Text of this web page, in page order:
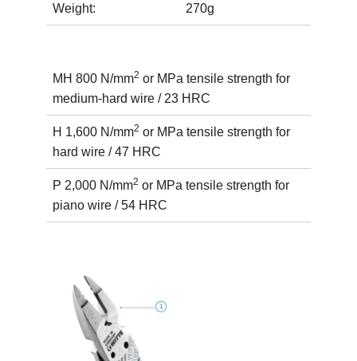
Weight: 270g
MH 800 N/mm2 or MPa tensile strength for
medium-hard wire / 23 HRC
H 1,600 N/mm2 or MPa tensile strength for
hard wire / 47 HRC
P 2,000 N/mm2 or MPa tensile strength for
piano wire / 54 HRC